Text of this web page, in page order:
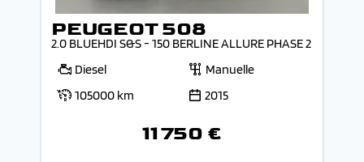
PEUGEOT 508
2.0 BLUEHDI S&S - 150 BERLINE ALLURE PHASE 2
Diesel
Manuelle
105000 km
2015
11 750 €